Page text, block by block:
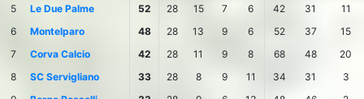
5
Le Due Palme 52 28 15 7 6 42 31
11
6
Montelparo 48 28 13 9 6 52 37
15
7
Corva Calcio 42 28 11 9 8 68 48
20
8
SC Servigliano 33 28 8 9 11 34 31
3